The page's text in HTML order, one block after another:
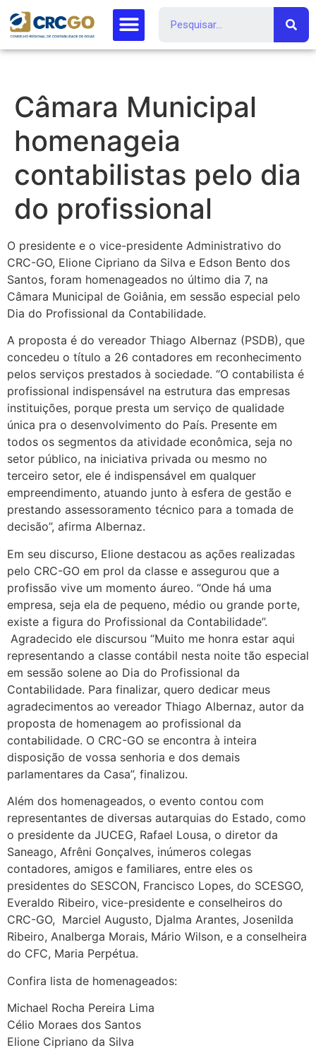
Câmara Municipal
homenageia
contabilistas pelo dia
do profissional
O presidente e o vice-presidente Administrativo do
CRC-GO, Elione Cipriano da Silva e Edson Bento dos
Santos, foram homenageados no último dia 7, na
Câmara Municipal de Goiânia, em sessão especial pelo
Dia do Profissional da Contabilidade.
A proposta é do vereador Thiago Albernaz (PSDB), que
concedeu o título a 26 contadores em reconhecimento
pelos serviços prestados à sociedade. “O contabilista é
profissional indispensável na estrutura das empresas
instituições, porque presta um serviço de qualidade
única pra o desenvolvimento do País. Presente em
todos os segmentos da atividade econômica, seja no
setor público, na iniciativa privada ou mesmo no
terceiro setor, ele é indispensável em qualquer
empreendimento, atuando junto à esfera de gestão e
prestando assessoramento técnico para a tomada de
decisão”, afirma Albernaz.
Em seu discurso, Elione destacou as ações realizadas
pelo CRC-GO em prol da classe e assegurou que a
profissão vive um momento áureo. “Onde há uma
empresa, seja ela de pequeno, médio ou grande porte,
existe a figura do Profissional da Contabilidade”.
Agradecido ele discursou “Muito me honra estar aqui
representando a classe contábil nesta noite tão especial
em sessão solene ao Dia do Profissional da
Contabilidade. Para finalizar, quero dedicar meus
agradecimentos ao vereador Thiago Albernaz, autor da
proposta de homenagem ao profissional da
contabilidade. O CRC-GO se encontra à inteira
disposição de vossa senhoria e dos demais
parlamentares da Casa”, finalizou.
Além dos homenageados, o evento contou com
representantes de diversas autarquias do Estado, como
o presidente da JUCEG, Rafael Lousa, o diretor da
Saneago, Afrêni Gonçalves, inúmeros colegas
contadores, amigos e familiares, entre eles os
presidentes do SESCON, Francisco Lopes, do SCESGO,
Everaldo Ribeiro, vice-presidente e conselheiros do
CRC-GO, Marciel Augusto, Djalma Arantes, Josenilda
Ribeiro, Analberga Morais, Mário Wilson, e a conselheira
do CFC, Maria Perpétua.
Confira lista de homenageados:
Michael Rocha Pereira Lima
Célio Moraes dos Santos
Elione Cipriano da Silva